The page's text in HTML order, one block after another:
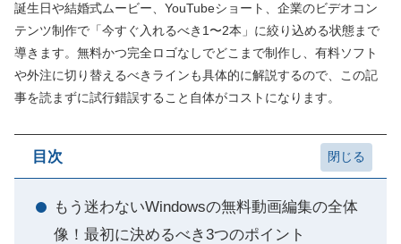
誕生日や結婚式ムービー、YouTubeショート、企業のビデオコン
テンツ制作で「今すぐ入れるべき1〜2本」に絞り込める状態まで
導きます。無料かつ完全ロゴなしでどこまで制作し、有料ソフト
や外注に切り替えるべきラインも具体的に解説するので、この記
事を読まずに試行錯誤すること自体がコストになります。
目次
もう迷わないWindowsの無料動画編集の全体
像！最初に決めるべき3つのポイント